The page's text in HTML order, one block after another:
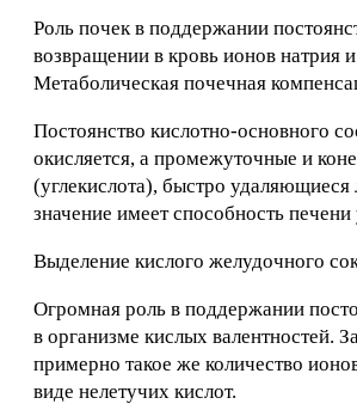
Роль почек в поддержании
возвращении в кровь ионов
Метаболическая почечная
Постоянство кислотно-основного
окисляется, а промежуточные и
(углекислота), быстро
значение имеет способность
Выделение кислого желудочного
Огромная роль в поддержании
в организме кислых валентностей.
примерно такое же количество
виде нелетучих кислот.